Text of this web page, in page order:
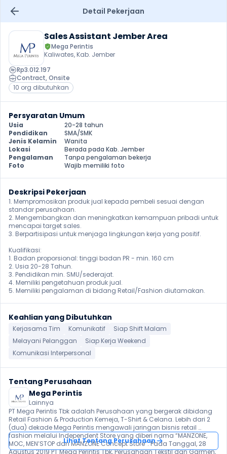
Detail Pekerjaan
Sales Assistant Jember Area
Mega Perintis
Kaliwates, Kab. Jember
Rp3.012.197
Contract, Onsite
10 org dibutuhkan
Persyaratan Umum
Usia
20-28 tahun
Pendidikan
SMA/SMK
Jenis Kelamin
Wanita
Lokasi
Berada pada Kab. Jember
Pengalaman
Tanpa pengalaman bekerja
Foto
Wajib memiliki foto
Deskripsi Pekerjaan
1. Mempromosikan produk jual kepada pembeli sesuai dengan
standar perusahaan.
2. Mengembangkan dan meningkatkan kemampuan pribadi untuk
mencapai target sales.
3. Berpartisipasi untuk menjaga lingkungan kerja yang positif.
Kualifikasi:
1. Badan proporsional: tinggi badan PR - min. 160 cm
2. Usia 20-28 Tahun.
3. Pendidikan min. SMU/sederajat.
4. Memiliki pengetahuan produk jual.
5. Memiliki pengalaman di bidang Retail/Fashion diutamakan.
Keahlian yang Dibutuhkan
Kerjasama Tim Komunikatif
Siap Shift Malam
Melayani Pelanggan
Siap Kerja Weekend
Komunikasi Interpersonal
Tentang Perusahaan
Mega Perintis
Lainnya
PT Mega Perintis Tbk adalah Perusahaan yang bergerak dibidang
Retail Fashion & Production Kemeja, T-Shirt & Celana. Lebih dari 2
(dua) dekade Mega Perintis mengawali jaringan bisnis retail
fashion melalui Independent Store yang diberi nama “MANZONE,
MOC, MEN’STOP dan MANZONE Concept Store”. Pada Tanggal, 28
Agustus 2019 PT Mega Perintis Tbk, Perusahaan Tekstil dan Garmen,
Lihat Tentang Perusahaan